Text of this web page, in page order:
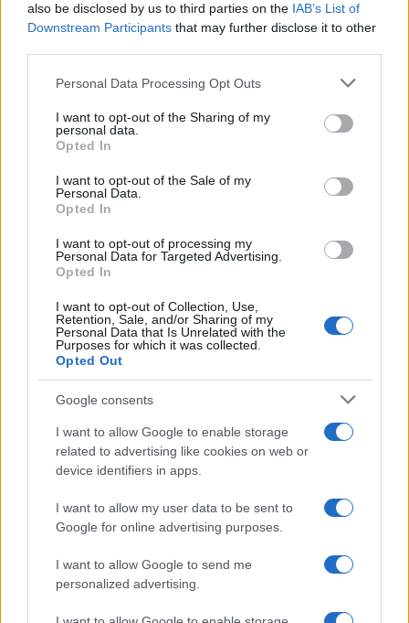
also be disclosed by us to third parties on the IAB’s List of
Downstream Participants that may further disclose it to other
Please note that this website/app uses one or more Google
not limited to your visit or usage behaviour. You may click to
grant or deny consent to Google and its third-party tags to
use your data for below specified purposes in below Google
consent section.
Personal Data Processing Opt Outs
I want to opt-out of the Sharing of my
personal data.
Opted In
I want to opt-out of the Sale of my
Personal Data.
Opted In
I want to opt-out of processing my
Personal Data for Targeted Advertising.
Opted In
I want to opt-out of Collection, Use,
Retention, Sale, and/or Sharing of my
Personal Data that Is Unrelated with the
Purposes for which it was collected.
Opted Out
Google consents
I want to allow Google to enable storage
related to advertising like cookies on web or
device identifiers in apps.
I want to allow my user data to be sent to
Google for online advertising purposes.
I want to allow Google to send me
personalized advertising.
Continua a leggere
nel tuo giardino
Beatrice Bonaventura · 6 Ago 2026